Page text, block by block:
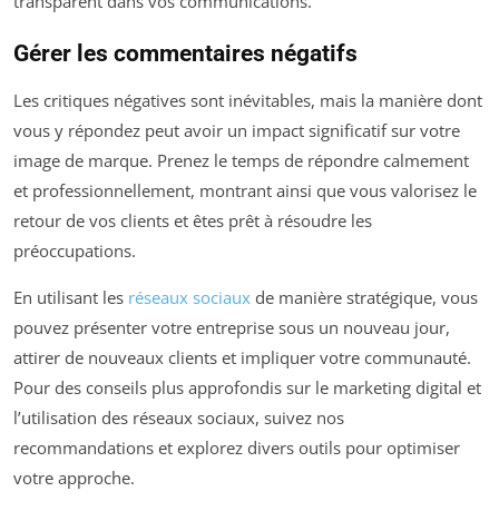
Gérer les commentaires négatifs
Les critiques négatives sont inévitables, mais la manière dont
vous y répondez peut avoir un impact significatif sur votre
image de marque. Prenez le temps de répondre calmement
et professionnellement, montrant ainsi que vous valorisez le
retour de vos clients et êtes prêt à résoudre les
préoccupations.
En utilisant les réseaux sociaux de manière stratégique, vous
pouvez présenter votre entreprise sous un nouveau jour,
attirer de nouveaux clients et impliquer votre communauté.
Pour des conseils plus approfondis sur le marketing digital et
l’utilisation des réseaux sociaux, suivez nos
recommandations et explorez divers outils pour optimiser
votre approche.